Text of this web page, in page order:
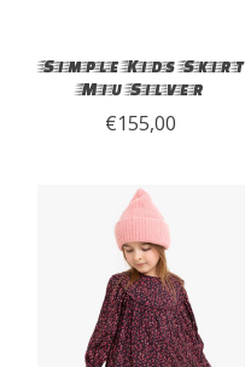
Simple Kids Skirt
Miu Silver
€155,00